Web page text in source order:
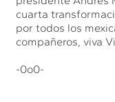
cuarta
por todos los
compañeros, viva
-0o0-